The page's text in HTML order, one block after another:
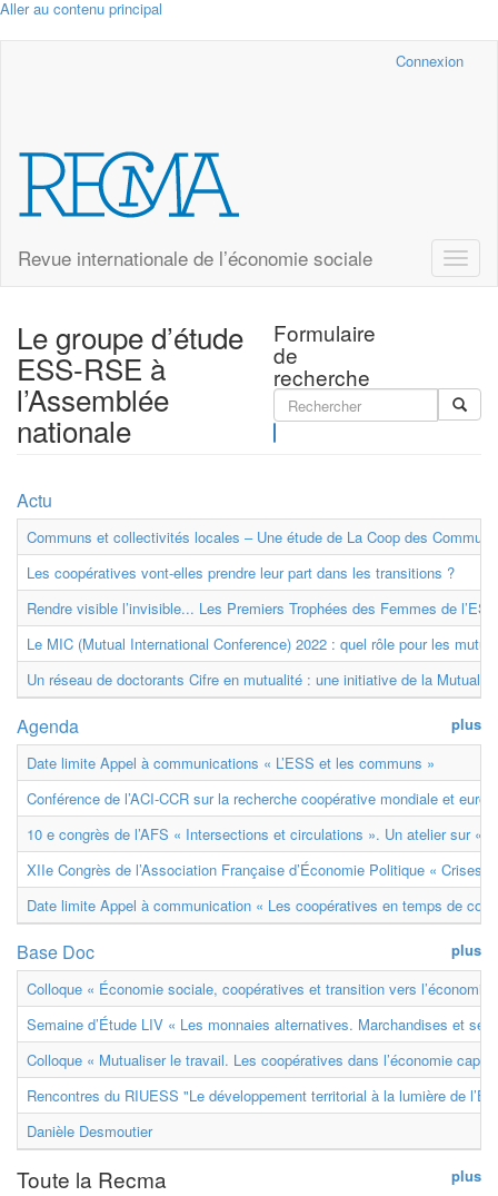
Aller au contenu principal
Connexion
Revue internationale de l’économie sociale
Toggle
Formulaire
de
recherche
Le groupe d’étude
ESS-RSE à
l’Assemblée
nationale
Actu
Communs et collectivités locales – Une étude de La Coop des
Les coopératives vont-elles prendre leur part dans les transitions ?
Rendre visible l’invisible... Les Premiers Trophées des Femmes de
Le MIC (Mutual International Conference) 2022 : quel rôle pour les
Un réseau de doctorants Cifre en mutualité : une initiative de la
plus
Agenda
Date limite Appel à communications « L’ESS et les communs »
Conférence de l’ACI-CCR sur la recherche coopérative mondiale et
10 e congrès de l’AFS « Intersections et circulations ». Un atelier sur «
XIIe Congrès de l’Association Française d’Économie Politique « Crises
Date limite Appel à communication « Les coopératives en temps de
plus
Base Doc
Colloque « Économie sociale, coopératives et transition vers
Semaine d’Étude LIV « Les monnaies alternatives. Marchandises et
Colloque « Mutualiser le travail. Les coopératives dans l’économie
Rencontres du RIUESS "Le développement territorial à la lumière de
Danièle Desmoutier
plus
Toute la Recma